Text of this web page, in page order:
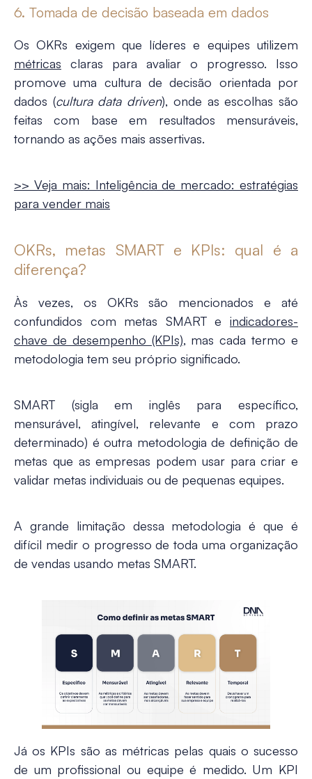
6. Tomada de decisão baseada em dados
Os OKRs exigem que líderes e equipes utilizem
métricas claras para avaliar o progresso. Isso
promove uma cultura de decisão orientada por
dados (cultura data driven), onde as escolhas são
feitas com base em resultados mensuráveis,
tornando as ações mais assertivas​.
>> Veja mais: Inteligência de mercado: estratégias
para vender mais
OKRs, metas SMART e KPIs: qual é a
diferença?
Às vezes, os OKRs são mencionados e até
confundidos com metas SMART e indicadores-
chave de desempenho (KPIs), mas cada termo e
metodologia tem seu próprio significado.
SMART (sigla em inglês para específico,
mensurável, atingível, relevante e com prazo
determinado) é outra metodologia de definição de
metas que as empresas podem usar para criar e
validar metas individuais ou de pequenas equipes.
A grande limitação dessa metodologia é que é
difícil medir o progresso de toda uma organização
de vendas usando metas SMART.
Já os KPIs são as métricas pelas quais o sucesso
de um profissional ou equipe é medido. Um KPI